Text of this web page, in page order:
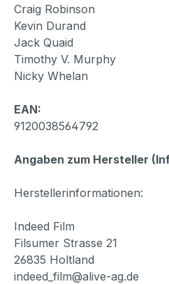
Craig Robinson
Kevin Durand
Jack Quaid
Timothy V. Murphy
Nicky Whelan
EAN:
9120038564792
Angaben zum Hersteller
Herstellerinformationen:
Indeed Film
Filsumer Strasse 21
26835 Holtland
indeed_film@alive-ag.de